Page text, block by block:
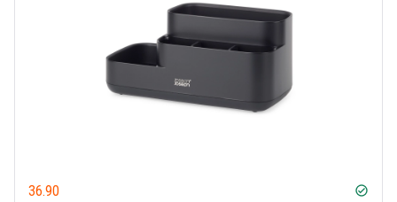
36.90 check_circle